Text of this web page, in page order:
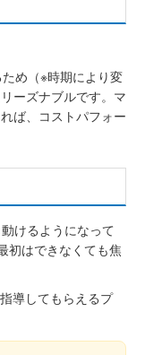
め（※時期により変
ーズナブルです。マ
ば、コストパフォー
けるようになって
初はできなくても焦
導してもらえるプ